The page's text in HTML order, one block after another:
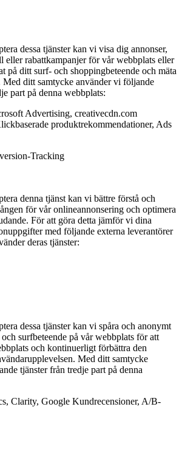
dessa tjänster kan vi visa dig annonser,
eller rabattkampanjer för vår webbplats eller
på ditt surf- och shoppingbeteende och mäta
Med ditt samtycke använder vi följande
part på denna webbplats:
Advertising, creativecdn.com
produktrekommendationer, Ads
Tracking
denna tjänst kan vi bättre förstå och
för vår onlineannonsering och optimera
För att göra detta jämför vi dina
med följande externa leverantörer
deras tjänster:
dessa tjänster kan vi spåra och anonymt
surfbeteende på vår webbplats för att
och kontinuerligt förbättra den
Med ditt samtycke
tjänster från tredje part på denna
Clarity, Google Kundrecensioner, A/B-